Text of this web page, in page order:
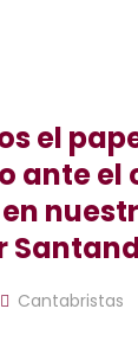
el
ante el
Cantabristas